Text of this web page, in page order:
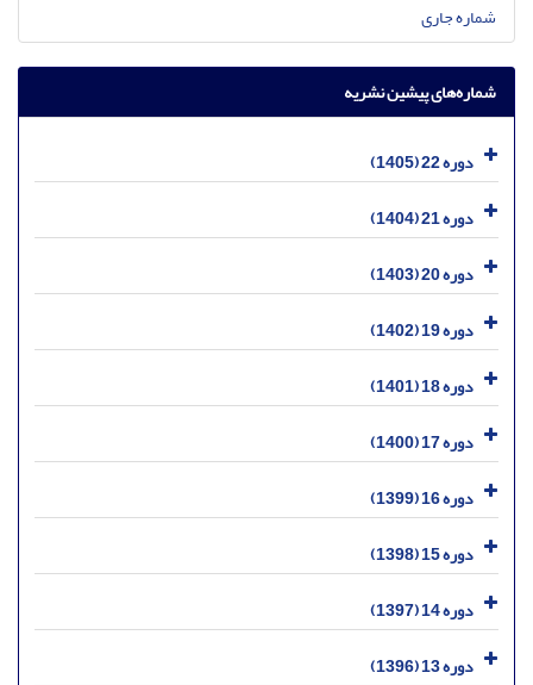
شماره جاری
شماره‌های پیشین نشریه
دوره 22 (1405)
دوره 21 (1404)
دوره 20 (1403)
دوره 19 (1402)
دوره 18 (1401)
دوره 17 (1400)
دوره 16 (1399)
دوره 15 (1398)
دوره 14 (1397)
دوره 13 (1396)